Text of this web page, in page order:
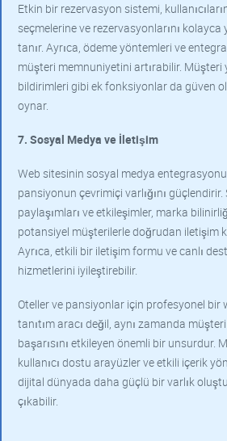
Etkin bir rezervasyon sistemi,
seçmelerine ve rezervasyonlarını
tanır. Ayrıca, ödeme yöntemleri ve
müşteri memnuniyetini artırabilir. Müşteri
bildirimleri gibi ek fonksiyonlar da güven
oynar.
7. Sosyal Medya ve İletişim
Web sitesinin sosyal medya
pansiyonun çevrimiçi varlığını
paylaşımları ve etkileşimler, marka
potansiyel müşterilerle doğrudan iletişim
Ayrıca, etkili bir iletişim formu ve canlı
hizmetlerini iyileştirebilir.
Oteller ve pansiyonlar için profesyonel bir
tanıtım aracı değil, aynı zamanda
başarısını etkileyen önemli bir unsurdur.
kullanıcı dostu arayüzler ve etkili içerik
dijital dünyada daha güçlü bir varlık
çıkabilir.